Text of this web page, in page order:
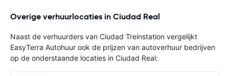
Overige verhuurlocaties in Ciudad Real
Naast de verhuurders van Ciudad Treinstation vergelijkt
EasyTerra Autohuur ook de prijzen van autoverhuur bedrijven
op de onderstaande locaties in Ciudad Real: